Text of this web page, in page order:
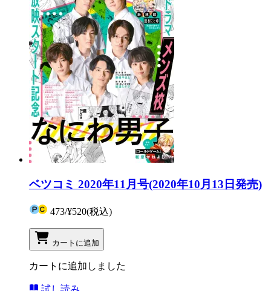
ベツコミ 2020年11月号(2020年10月13日発売)
473/¥520(税込)
カートに追加
カートに追加しました
試し読み